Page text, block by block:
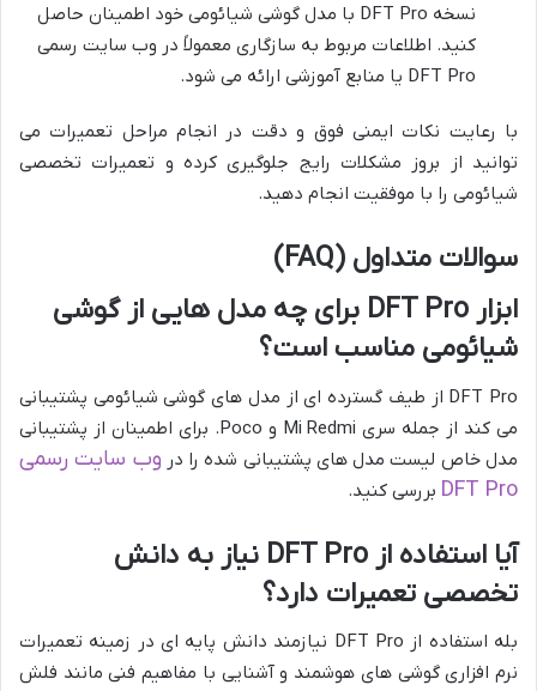
نسخه DFT Pro با مدل گوشی شیائومی خود اطمینان حاصل
کنید. اطلاعات مربوط به سازگاری معمولاً در وب سایت رسمی
DFT Pro یا منابع آموزشی ارائه می شود.
با رعایت نکات ایمنی فوق و دقت در انجام مراحل تعمیرات می
توانید از بروز مشکلات رایج جلوگیری کرده و تعمیرات تخصصی
شیائومی را با موفقیت انجام دهید.
سوالات متداول (FAQ)
ابزار DFT Pro برای چه مدل هایی از گوشی
شیائومی مناسب است؟
DFT Pro از طیف گسترده ای از مدل های گوشی شیائومی پشتیبانی
می کند از جمله سری Mi Redmi و Poco. برای اطمینان از پشتیبانی
مدل خاص لیست مدل های پشتیبانی شده را در وب سایت رسمی
DFT Pro بررسی کنید.
آیا استفاده از DFT Pro نیاز به دانش
تخصصی تعمیرات دارد؟
بله استفاده از DFT Pro نیازمند دانش پایه ای در زمینه تعمیرات
نرم افزاری گوشی های هوشمند و آشنایی با مفاهیم فنی مانند فلش